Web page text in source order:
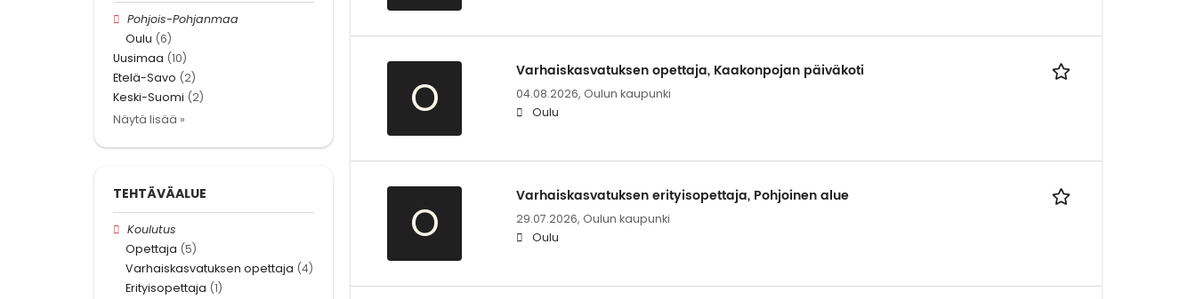
O
Varhaiskasvatuksen opettaja, Kaakonpojan päiväkoti
04.08.2026, Oulun kaupunki
Oulu
O
Varhaiskasvatuksen erityisopettaja, Pohjoinen alue
29.07.2026, Oulun kaupunki
Oulu
Pohjois-Pohjanmaa
Oulu (6)
Uusimaa (10)
Etelä-Savo (2)
Keski-Suomi (2)
Näytä lisää »
TEHTÄVÄALUE
Koulutus
Opettaja (5)
Varhaiskasvatuksen opettaja (4)
Erityisopettaja (1)